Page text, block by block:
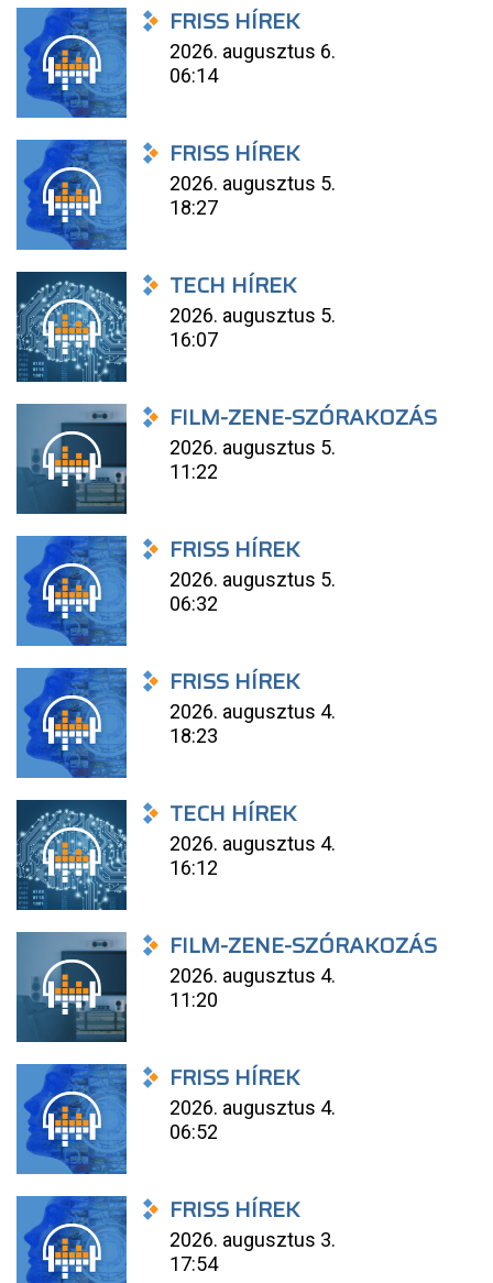
FRISS HÍREK
2026. augusztus 6.
06:14
FRISS HÍREK
2026. augusztus 5.
18:27
TECH HÍREK
2026. augusztus 5.
16:07
FILM-ZENE-SZÓRAKOZÁS
2026. augusztus 5.
11:22
FRISS HÍREK
2026. augusztus 5.
06:32
FRISS HÍREK
2026. augusztus 4.
18:23
TECH HÍREK
2026. augusztus 4.
16:12
FILM-ZENE-SZÓRAKOZÁS
2026. augusztus 4.
11:20
FRISS HÍREK
2026. augusztus 4.
06:52
FRISS HÍREK
2026. augusztus 3.
17:54